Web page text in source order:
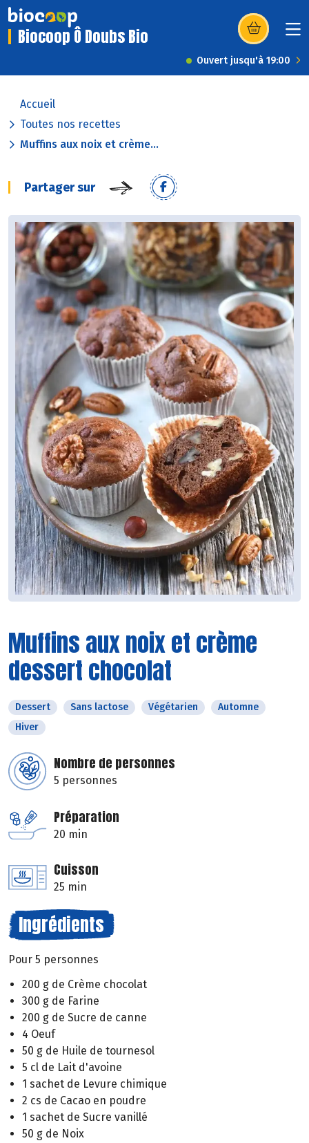
Biocoop Ô Doubs Bio (s’ouvre dans
Ouvert jusqu'à 19:00
Accueil
Toutes nos recettes
Muffins aux noix et crème...
Partager sur
Muffins aux noix et crème
dessert chocolat
Dessert Sans lactose Végétarien
Automne
Hiver
Nombre de personnes
5 personnes
Préparation
20 min
Cuisson
25 min
Ingrédients
Pour 5 personnes
200 g de Crème chocolat
300 g de Farine
200 g de Sucre de canne
4 Oeuf
50 g de Huile de tournesol
5 cl de Lait d'avoine
1 sachet de Levure chimique
2 cs de Cacao en poudre
1 sachet de Sucre vanillé
50 g de Noix